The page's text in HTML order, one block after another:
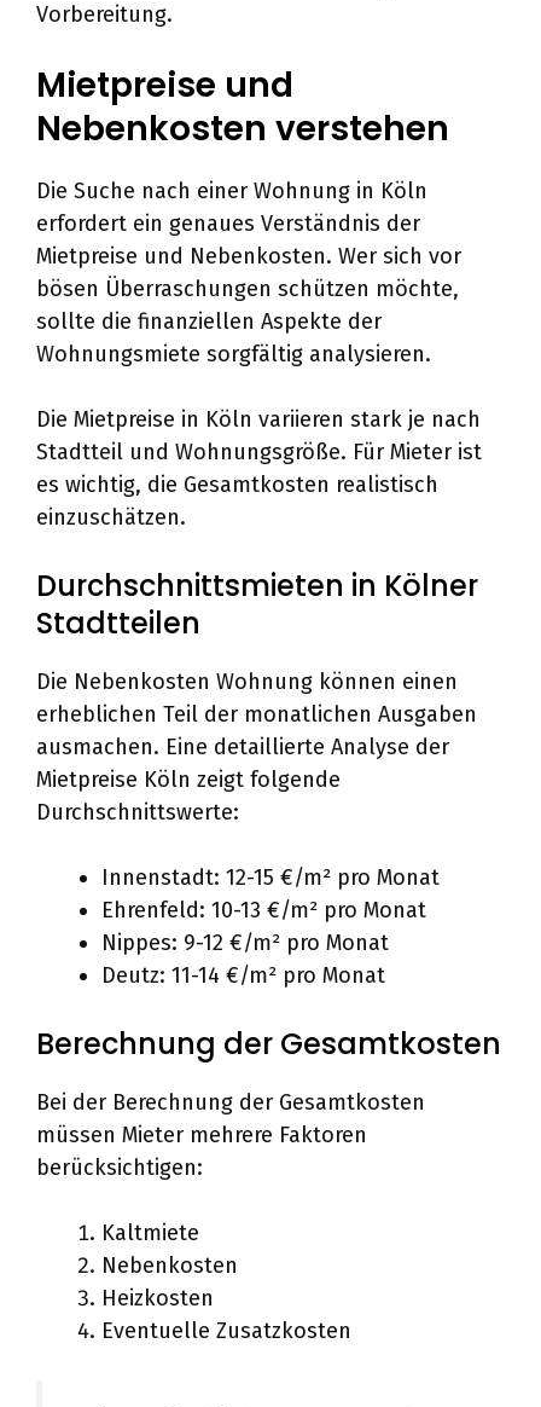
Vorbereitung.
Mietpreise und
Nebenkosten verstehen
Die Suche nach einer Wohnung in Köln
erfordert ein genaues Verständnis der
Mietpreise und Nebenkosten. Wer sich vor
bösen Überraschungen schützen möchte,
sollte die finanziellen Aspekte der
Wohnungsmiete sorgfältig analysieren.
Die Mietpreise in Köln variieren stark je nach
Stadtteil und Wohnungsgröße. Für Mieter ist
es wichtig, die Gesamtkosten realistisch
einzuschätzen.
Durchschnittsmieten in Kölner
Stadtteilen
Die Nebenkosten Wohnung können einen
erheblichen Teil der monatlichen Ausgaben
ausmachen. Eine detaillierte Analyse der
Mietpreise Köln zeigt folgende
Durchschnittswerte:
Innenstadt: 12-15 €/m² pro Monat
Ehrenfeld: 10-13 €/m² pro Monat
Nippes: 9-12 €/m² pro Monat
Deutz: 11-14 €/m² pro Monat
Berechnung der Gesamtkosten
Bei der Berechnung der Gesamtkosten
müssen Mieter mehrere Faktoren
berücksichtigen:
Kaltmiete
Nebenkosten
Heizkosten
Eventuelle Zusatzkosten